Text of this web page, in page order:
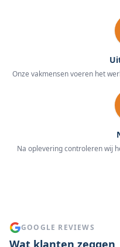
Onze vakmensen voeren het
Na oplevering controleren wij
GOOGLE REVIEWS
Wat klanten zeggen